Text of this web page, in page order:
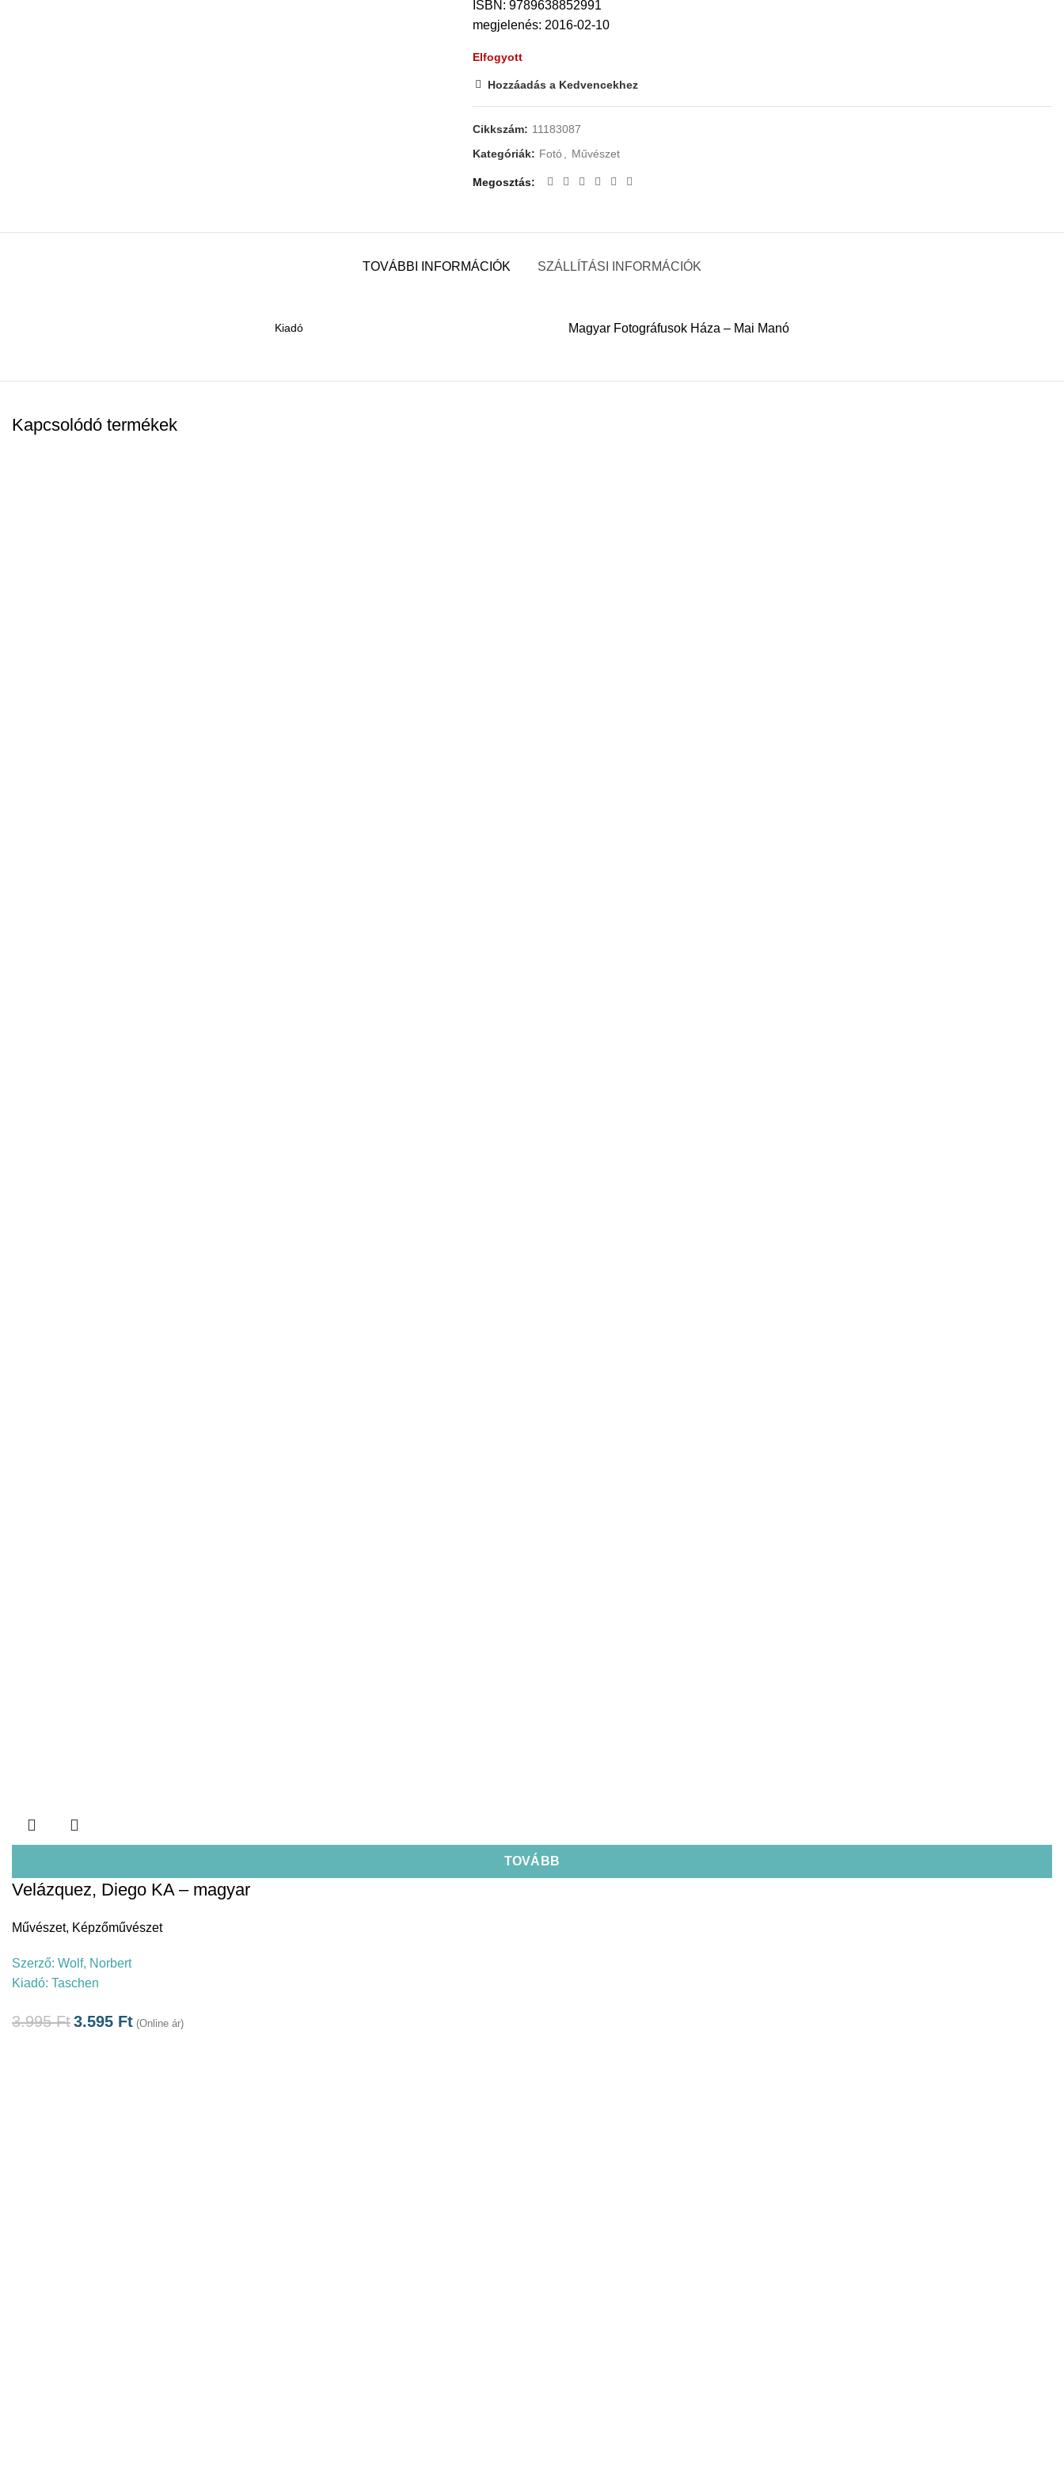
ISBN: 9789638852991
megjelenés: 2016-02-10
Elfogyott
Hozzáadás a Kedvencekhez
Cikkszám: 11183087
Kategóriák: Fotó Művészet
Megosztás
TOVÁBBI INFORMÁCIÓK SZÁLLÍTÁSI INFORMÁCIÓK
Kiadó Magyar Fotográfusok Háza – Mai Manó
Kapcsolódó termékek
TOVÁBB
Velázquez, Diego KA – magyar
Művészet, Képzőművészet
Szerző: Wolf, Norbert
Kiadó: Taschen
3.995Ft3.595 Ft (Online ár)